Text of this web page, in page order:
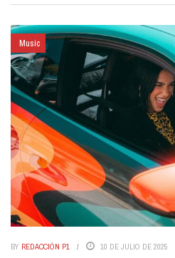
Music
BY REDACCIÓN P1 10 DE JULIO DE 2025